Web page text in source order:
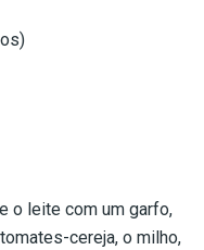
o leite com um garfo,
cereja, o milho,